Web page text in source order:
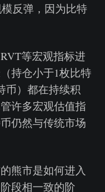
反弹，因为比特
等宏观指标进
持仓小于1枚比特
币）都在持续积
许多宏观估值指
仍然与传统市场
熊市是如何进入
段相一致的阶